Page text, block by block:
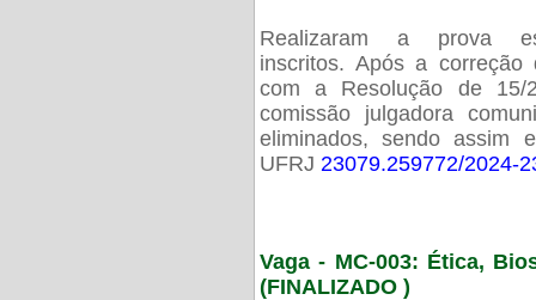
Realizaram a prova
inscritos. Após a
com a Resolução de 15/
comissão julgadora
eliminados, sendo assim
UFRJ 23079.259772/2024-
Vaga - MC-003: Ética,
(FINALIZADO )